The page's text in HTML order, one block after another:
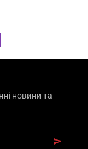
новини та